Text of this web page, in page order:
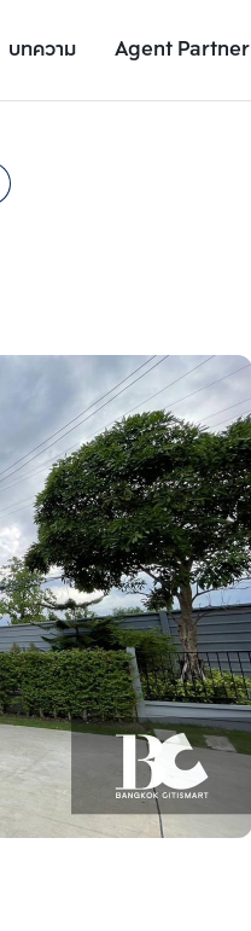
บทความ Agent Partner
รายละเอียดยูนิต
เพิ่มยูนิตเปรียบเทียบ
รายการที่ 2